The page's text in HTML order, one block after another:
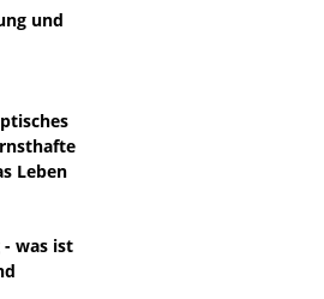
und
Leben
- was ist